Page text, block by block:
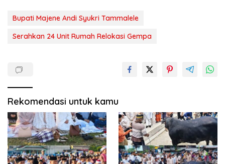
Bupati Majene Andi Syukri Tammalele
Serahkan 24 Unit Rumah Relokasi Gempa
Rekomendasi untuk kamu